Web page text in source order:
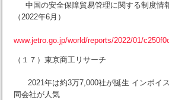
中国の安全保障貿易管理に関する制度情
（2022年6月）
www.jetro.go.jp/world/reports/2022/01/
（１７）東京商工リサーチ
2021年は約3万7,000社が誕生 インボイ
同会社が人気